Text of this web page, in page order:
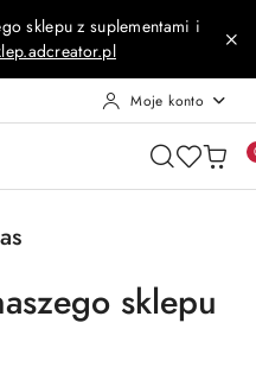
sklepu z suplementami i
Moje konto
sklepu